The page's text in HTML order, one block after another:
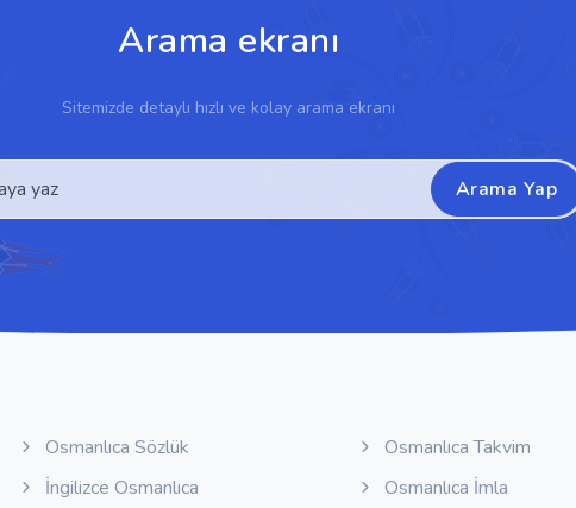
Arama ekranı
Sitemizde detaylı hızlı ve kolay arama ekranı
Arama Yap
Osmanlıca Sözlük
İngilizce Osmanlıca
Osmanlıca Takvim
Osmanlıca İmla